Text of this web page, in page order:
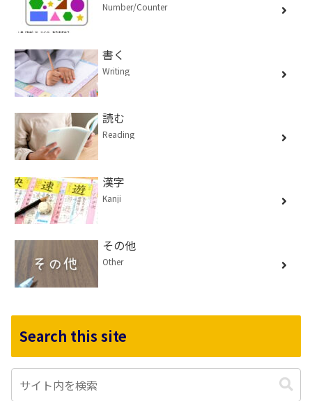
Number/Counter
書く
Writing
読む
Reading
漢字
Kanji
その他
Other
Search this site